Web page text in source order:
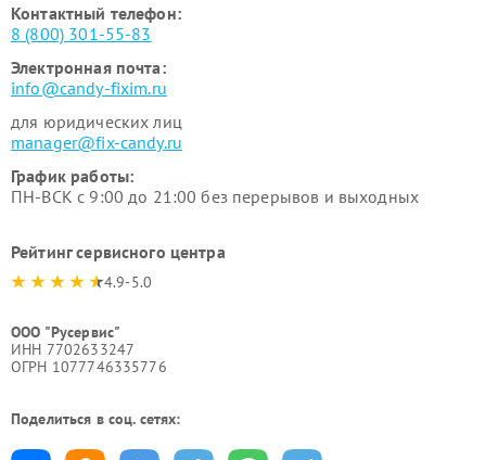
Контактный телефон:
8 (800) 301-55-83
Электронная почта:
info@candy-fixim.ru
для юридических лиц
manager@fix-candy.ru
График работы:
ПН-ВСК с 9:00 до 21:00 без перерывов и выходных
Рейтинг сервисного центра
4.9-5.0
ООО "Русервис"
ИНН 7702633247
ОГРН 1077746335776
Поделиться в соц. сетях: